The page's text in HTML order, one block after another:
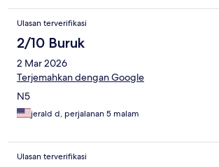
Ulasan terverifikasi
2/10 Buruk
2 Mar 2026
Terjemahkan dengan Google
N5
jerald d, perjalanan 5 malam
Ulasan terverifikasi